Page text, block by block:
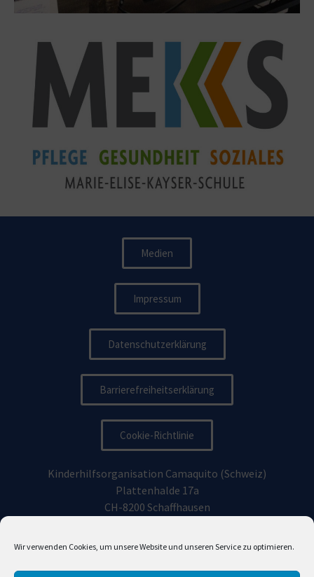
Wir verwenden Cookies, um unsere Website und unseren Service zu optimieren.
Medien
Impressum
Datenschutzerklärung
Barrierefreiheitserklärung
Cookie-Richtlinie
Kinderhilfsorganisation Camaquito (Schweiz)
Plattenhalde 17a
CH-8200 Schaffhausen
Kinderhilfsorganisation Camaquito Deutschland e.V.